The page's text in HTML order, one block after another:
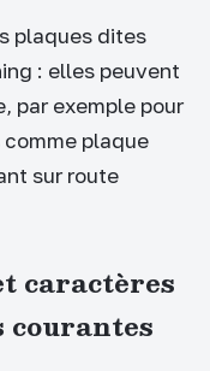
plaques dites
: elles peuvent
par exemple pour
comme plaque
sur route
caractères